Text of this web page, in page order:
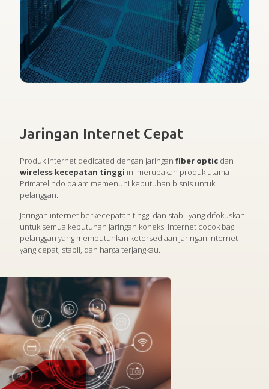
Jaringan Internet Cepat
Produk internet dedicated dengan jaringan fiber optic dan
wireless kecepatan tinggi ini merupakan produk utama
Primatelindo dalam memenuhi kebutuhan bisnis untuk
pelanggan.
Jaringan internet berkecepatan tinggi dan stabil yang difokuskan
untuk semua kebutuhan jaringan koneksi internet cocok bagi
pelanggan yang membutuhkan ketersediaan jaringan internet
yang cepat, stabil, dan harga terjangkau.